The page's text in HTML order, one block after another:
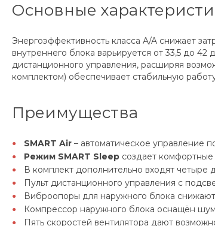
Основные
Энергоэффективность класса A/A снижает
внутреннего блока варьируется от 33,5 до
дистанционного управления, расширяя
комплектом) обеспечивает стабильную
Преимущества
SMART Air – автоматическое управление
Режим SMART Sleep создает
В комплект дополнительно входят четыре
Пульт дистанционного управления с
Виброопоры для наружного блока
Компрессор наружного блока оснащён
Пять скоростей вентилятора дают